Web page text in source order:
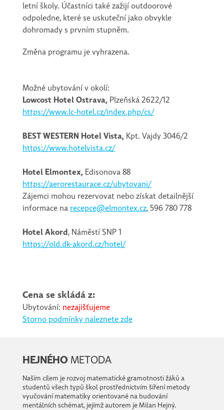
letní školy. Účastníci také zažijí outdoorové
odpoledne, které se uskuteční jako obvykle
dohromady s prvním stupněm.
Změna programu je vyhrazena.
Možné ubytování v okolí:
Lowcost Hotel Ostrava,Plzeňská 2622/12
https://www.lc-hotel.cz/index.php/cs/
BEST WESTERN Hotel Vista, Kpt. Vajdy 3046/2
https://www.hotelvista.cz/
Hotel Elmontex,Edisonova 88
https://aerorestaurace.cz/ubytovani/
Zájemci mohou rezervovat nebo získat detailnější
informace na recepce@elmontex.cz, 596 780 778
Hotel Akord, Náměstí SNP 1
https://old.dk-akord.cz/hotel/
Cena se skládá z:
Ubytování: nezajišťujeme
Storno podmínky naleznete zde
HEJNÉHO METODA
Naším cílem je rozvoj matematické gramotnosti žáků a
studentů všech typů škol prostřednictvím šíření metody
vyučování matematiky orientované na budování
mentálních schémat, jejímž autorem je Milan Hejný.